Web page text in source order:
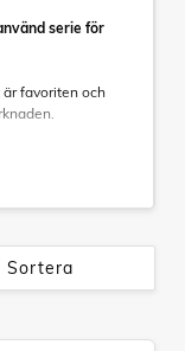
serie för
är favoriten och
den behaglig
nätficka,
Sortera